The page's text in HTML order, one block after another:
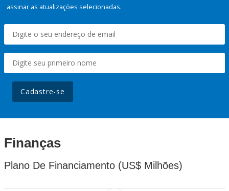
assinar as atualizações selecionadas.
Cadastre-se
Finanças
Plano De Financiamento (US$ Milhões)